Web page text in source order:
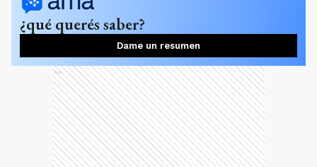
¿qué querés saber?
Dame un resumen
Ads